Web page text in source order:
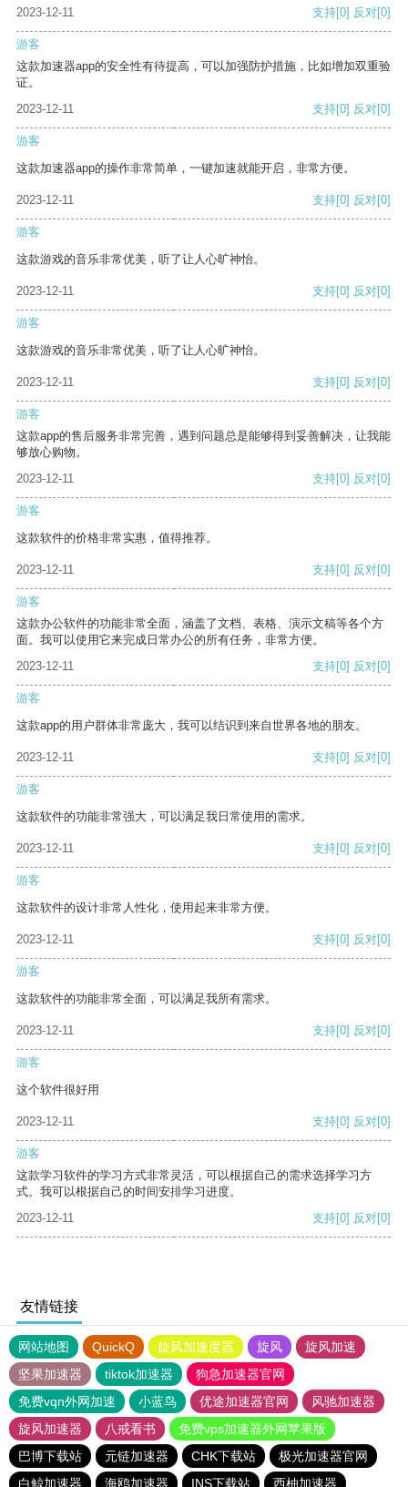
2023-12-11
支持[0] 反对[0]
游客
这款加速器app的安全性有待提高，可以加强防护措施，比如增加双重验
证。
2023-12-11
支持[0] 反对[0]
游客
这款加速器app的操作非常简单，一键加速就能开启，非常方便。
2023-12-11 支持[0] 反对[0]
游客
这款游戏的音乐非常优美，听了让人心旷神怡。
2023-12-11 支持[0] 反对[0]
游客
这款游戏的音乐非常优美，听了让人心旷神怡。
2023-12-11 支持[0] 反对[0]
游客
这款app的售后服务非常完善，遇到问题总是能够得到妥善解决，让我能
够放心购物。
2023-12-11
支持[0] 反对[0]
游客
这款软件的价格非常实惠，值得推荐。
2023-12-11 支持[0] 反对[0]
游客
这款办公软件的功能非常全面，涵盖了文档、表格、演示文稿等各个方
面。我可以使用它来完成日常办公的所有任务，非常方便。
2023-12-11
支持[0] 反对[0]
游客
这款app的用户群体非常庞大，我可以结识到来自世界各地的朋友。
2023-12-11 支持[0] 反对[0]
游客
这款软件的功能非常强大，可以满足我日常使用的需求。
2023-12-11 支持[0] 反对[0]
游客
这款软件的设计非常人性化，使用起来非常方便。
2023-12-11 支持[0] 反对[0]
游客
这款软件的功能非常全面，可以满足我所有需求。
2023-12-11 支持[0] 反对[0]
游客
这个软件很好用
2023-12-11 支持[0] 反对[0]
游客
这款学习软件的学习方式非常灵活，可以根据自己的需求选择学习方
式。我可以根据自己的时间安排学习进度。
2023-12-11
支持[0] 反对[0]
友情链接
网站地图 QuickQ 旋风加速度器 旋风
旋风加速
坚果加速器
tiktok加速器
狗急加速器官网
免费vqn外网加速
小蓝鸟 优途加速器官网
风驰加速器
旋风加速器
八戒看书
免费vps加速器外网苹果版
巴博下载站
元链加速器 CHK下载站
极光加速器官网
白鲸加速器
海鸥加速器 INS下载站 西柚加速器